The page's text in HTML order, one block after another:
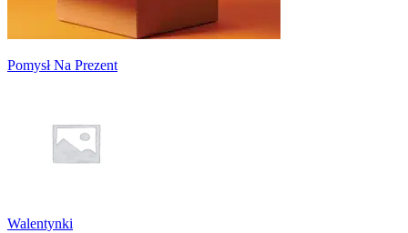
Pomysł Na Prezent
Walentynki